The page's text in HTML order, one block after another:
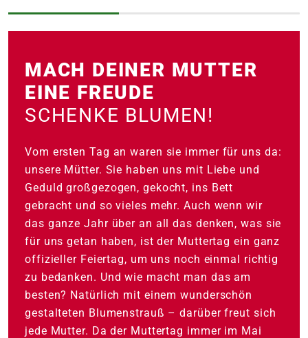
MACH DEINER MUTTER
EINE FREUDE
SCHENKE BLUMEN!
Vom ersten Tag an waren sie immer für uns da:
unsere Mütter. Sie haben uns mit Liebe und
Geduld großgezogen, gekocht, ins Bett
gebracht und so vieles mehr. Auch wenn wir
das ganze Jahr über an all das denken, was sie
für uns getan haben, ist der Muttertag ein ganz
offizieller Feiertag, um uns noch einmal richtig
zu bedanken. Und wie macht man das am
besten? Natürlich mit einem wunderschön
gestalteten Blumenstrauß – darüber freut sich
jede Mutter. Da der Muttertag immer im Mai